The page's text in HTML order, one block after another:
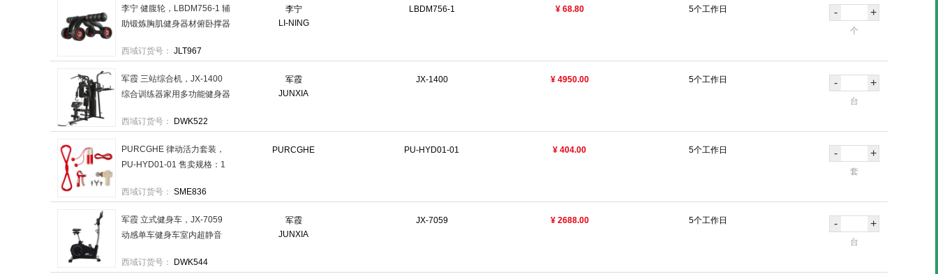
李宁
LI-NING
LBDM756-1 ¥ 68.80 5个工作日
李宁 健腹轮，LBDM756-1 辅
助锻炼胸肌健身器材俯卧撑器
西域订货号： JLT967
- +
个
军霞
JUNXIA
JX-1400 ¥ 4950.00 5个工作日
军霞 三站综合机，JX-1400
综合训练器家用多功能健身器
区除外） 售卖规格：1台
西域订货号： DWK522
- +
台
PURCGHE PU-HYD01-01 ¥ 404.00 5个工作日
PURCGHE 律动活力套装，
PU-HYD01-01 售卖规格：1
西域订货号： SME836
- +
套
军霞
JUNXIA
JX-7059 ¥ 2688.00 5个工作日
军霞 立式健身车，JX-7059
动感单车健身车室内超静音
外） 售卖规格：1台
西域订货号： DWK544
- +
台